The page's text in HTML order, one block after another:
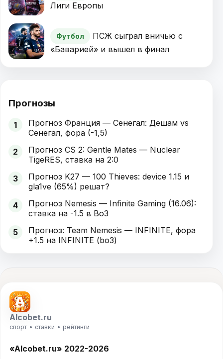
Лиги Европы
Футбол
ПСЖ сыграл вничью с
«Баварией» и вышел в финал
Прогнозы
1
Прогноз Франция — Сенегал: Дешам vs
Сенегал, фора (-1,5)
2
Прогноз CS 2: Gentle Mates — Nuclear
TigeRES, ставка на 2:0
3
Прогноз K27 — 100 Thieves: device 1.15 и
gla1ve (65%) решат?
4
Прогноз Nemesis — Infinite Gaming (16.06):
ставка на -1.5 в Bo3
5
Прогноз: Team Nemesis — INFINITE, фора
+1.5 на INFINITE (bo3)
Alcobet.ru
спорт • ставки • рейтинги
«Alcobet.ru» 2022-2026